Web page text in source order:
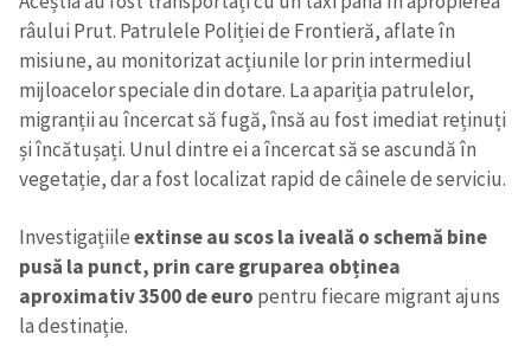
râului Prut. Patrulele Poliției de Frontieră, aflate în
misiune, au monitorizat acțiunile lor prin intermediul
mijloacelor speciale din dotare. La apariția patrulelor,
migranții au încercat să fugă, însă au fost imediat reținuți
și încătușați. Unul dintre ei a încercat să se ascundă în
vegetație, dar a fost localizat rapid de câinele de serviciu.
Investigațiileextinse au scos la iveală o schemă bine
pusă la punct, prin care gruparea obținea
aproximativ 3500 de euro pentru fiecare migrant ajuns
la destinație.